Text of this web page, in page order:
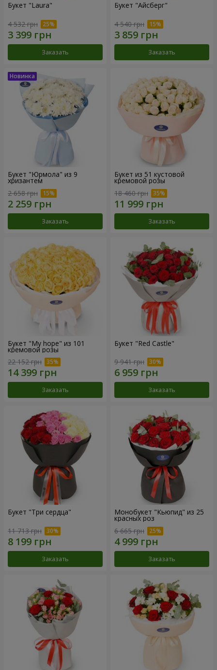
Букет "Laura"
4 532 грн
Заказать
Букет "Айсберг"
4 540 грн
Заказать
Букет "Юрмола" из 9
хризантем
2 658 грн
Заказать
Букет из 51 кустовой
кремовой розы
18 460 грн
Заказать
Букет "My hope" из 101
кремовой розы
22 152 грн
Заказать
Букет "Red Castle"
9 941 грн
Заказать
Букет "Три сердца"
11 713 грн
Заказать
Монобукет "Кьюпид" из 25
красных роз
6 665 грн
Заказать